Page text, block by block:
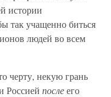
истории
так учащенно биться
людей во всем
черту, некую грань
Россией послеего